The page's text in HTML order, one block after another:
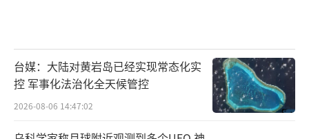
台媒：大陆对黄岩岛已经实现常态化实
控 军事化法治化全天候管控
2026-08-06 14:47:02